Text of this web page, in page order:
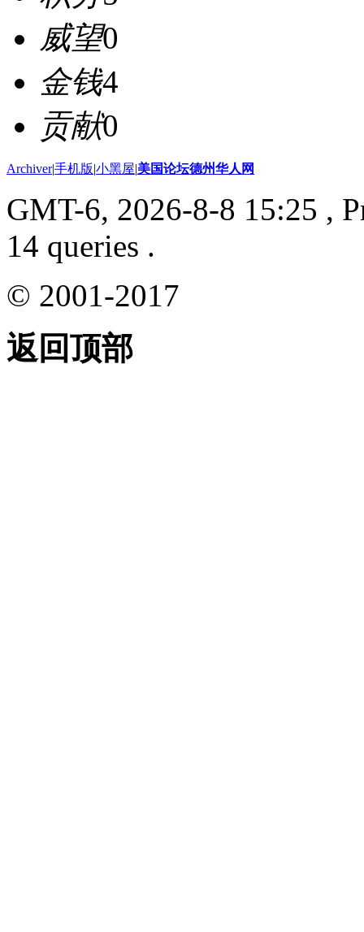
威望0
金钱4
贡献0
Archiver|手机版|小黑屋|美国论坛德州华人网
GMT-6, 2026-8-8 15:25 ,
14 queries .
© 2001-2017
返回顶部